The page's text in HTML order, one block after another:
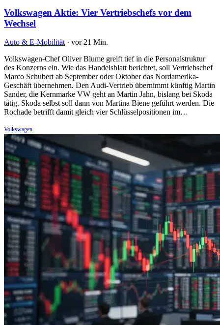
Volkswagen Aktie: Vier Vertriebschefs vor dem
Wechsel
Auto & E-Mobilität · vor 21 Min.
Volkswagen-Chef Oliver Blume greift tief in die Personalstruktur
des Konzerns ein. Wie das Handelsblatt berichtet, soll Vertriebschef
Marco Schubert ab September oder Oktober das Nordamerika-
Geschäft übernehmen. Den Audi-Vertrieb übernimmt künftig Martin
Sander, die Kernmarke VW geht an Martin Jahn, bislang bei Skoda
tätig. Skoda selbst soll dann von Martina Biene geführt werden. Die
Rochade betrifft damit gleich vier Schlüsselpositionen im…
Volkswagen